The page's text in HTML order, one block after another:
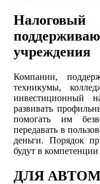
учреждения
Компании,
техникумы,
инвестиционный
развивать
помогать им
передавать в
деньги. Порядок
будут в
ДЛЯ